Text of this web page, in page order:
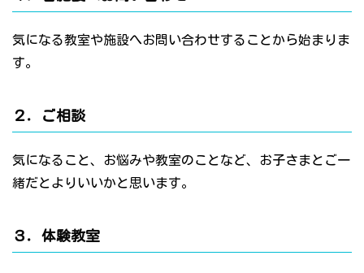
気になる教室や施設へお問い合わせすることから始まりま
す。
２．ご相談
気になること、お悩みや教室のことなど、お子さまとご一
緒だとよりいいかと思います。
３．体験教室